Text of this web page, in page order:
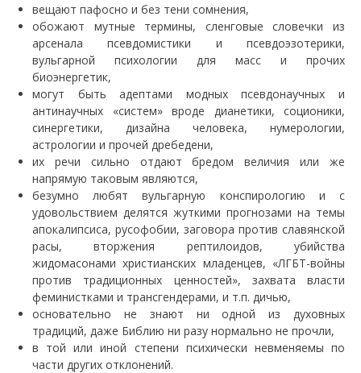
вещают пафосно и без тени сомнения,
обожают мутные термины, сленговые словечки из
арсенала псевдомистики и псевдоэзотерики,
вульгарной психологии для масс и прочих
биоэнергетик,
могут быть адептами модных псевдонаучных и
антинаучных «систем» вроде дианетики, соционики,
синергетики, дизайна человека, нумерологии,
астрологии и прочей дребедени,
их речи сильно отдают бредом величия или же
напрямую таковым являются,
безумно любят вульгарную конспирологию и с
удовольствием делятся жуткими прогнозами на темы
апокалипсиса, русофобии, заговора против славянской
расы, вторжения рептилоидов, убийства
жидомасонами христианских младенцев, «ЛГБТ-войны
против традиционных ценностей», захвата власти
феминистками и трансгендерами, и т.п. дичью,
основательно не знают ни одной из духовных
традиций, даже Библию ни разу нормально не прочли,
в той или иной степени психически невменяемы по
части других отклонений.